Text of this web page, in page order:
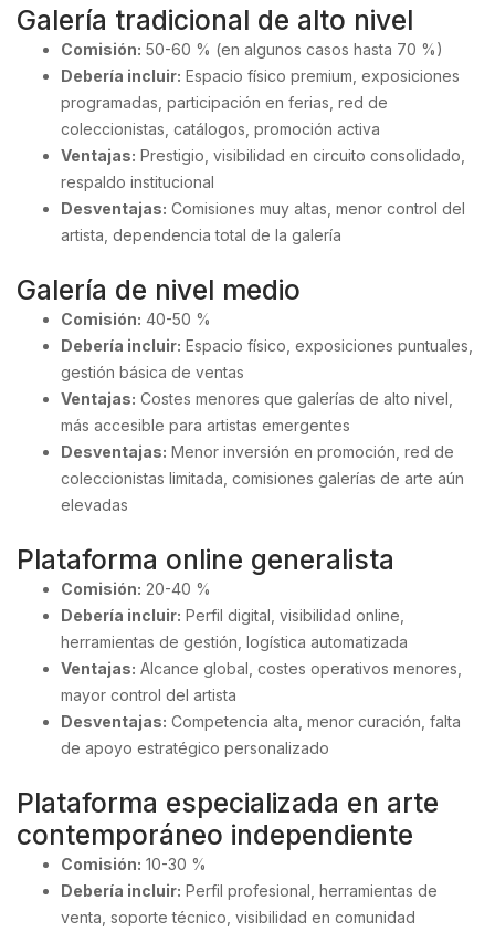
Galería tradicional de alto nivel
Comisión: 50-60 % (en algunos casos hasta 70 %)
Debería incluir: Espacio físico premium, exposiciones
programadas, participación en ferias, red de
coleccionistas, catálogos, promoción activa
Ventajas: Prestigio, visibilidad en circuito consolidado,
respaldo institucional
Desventajas: Comisiones muy altas, menor control del
artista, dependencia total de la galería
Galería de nivel medio
Comisión: 40-50 %
Debería incluir: Espacio físico, exposiciones puntuales,
gestión básica de ventas
Ventajas: Costes menores que galerías de alto nivel,
más accesible para artistas emergentes
Desventajas: Menor inversión en promoción, red de
coleccionistas limitada, comisiones galerías de arte aún
elevadas
Plataforma online generalista
Comisión: 20-40 %
Debería incluir: Perfil digital, visibilidad online,
herramientas de gestión, logística automatizada
Ventajas: Alcance global, costes operativos menores,
mayor control del artista
Desventajas: Competencia alta, menor curación, falta
de apoyo estratégico personalizado
Plataforma especializada en arte
contemporáneo independiente
Comisión: 10-30 %
Debería incluir: Perfil profesional, herramientas de
venta, soporte técnico, visibilidad en comunidad